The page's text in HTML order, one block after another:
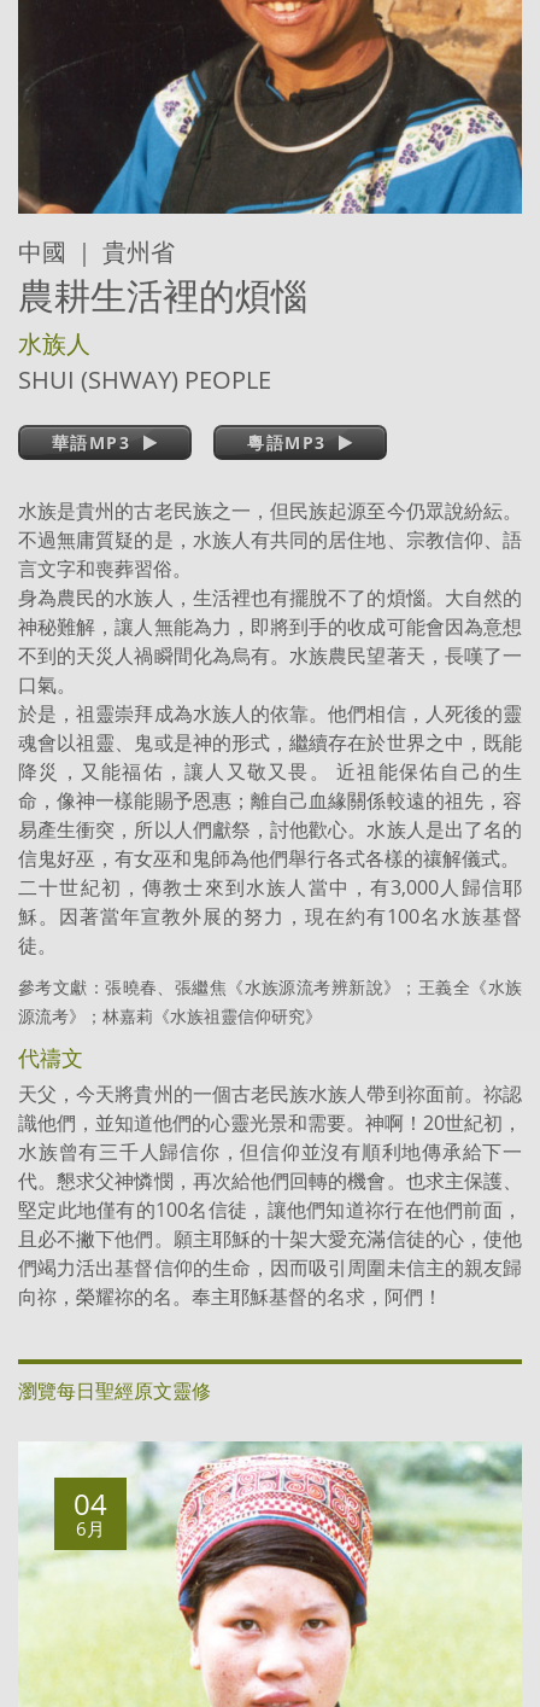
中國 ｜ 貴州省
農耕生活裡的煩惱
水族人
SHUI (SHWAY) PEOPLE
華語MP3 粵語MP3
水族是貴州的古老民族之一，但民族起源至今仍眾說紛紜。
不過無庸質疑的是，水族人有共同的居住地、宗教信仰、語
言文字和喪葬習俗。
身為農民的水族人，生活裡也有擺脫不了的煩惱。大自然的
神秘難解，讓人無能為力，即將到手的收成可能會因為意想
不到的天災人禍瞬間化為烏有。水族農民望著天，長嘆了一
口氣。
於是，祖靈崇拜成為水族人的依靠。他們相信，人死後的靈
魂會以祖靈、鬼或是神的形式，繼續存在於世界之中，既能
降災，又能福佑，讓人又敬又畏。 近祖能保佑自己的生
命，像神一樣能賜予恩惠；離自己血緣關係較遠的祖先，容
易產生衝突，所以人們獻祭，討他歡心。水族人是出了名的
信鬼好巫，有女巫和鬼師為他們舉行各式各樣的禳解儀式。
二十世紀初，傳教士來到水族人當中，有3,000人歸信耶
穌。因著當年宣教外展的努力，現在約有100名水族基督
徒。
參考文獻：張曉春、張繼焦《水族源流考辨新說》；王義全《水族
源流考》；林嘉莉《水族祖靈信仰研究》
代禱文
天父，今天將貴州的一個古老民族水族人帶到祢面前。祢認
識他們，並知道他們的心靈光景和需要。神啊！20世紀初，
水族曾有三千人歸信你，但信仰並沒有順利地傳承給下一
代。懇求父神憐憫，再次給他們回轉的機會。也求主保護、
堅定此地僅有的100名信徒，讓他們知道祢行在他們前面，
且必不撇下他們。願主耶穌的十架大愛充滿信徒的心，使他
們竭力活出基督信仰的生命，因而吸引周圍未信主的親友歸
向祢，榮耀祢的名。奉主耶穌基督的名求，阿們！
瀏覽每日聖經原文靈修
04
6月